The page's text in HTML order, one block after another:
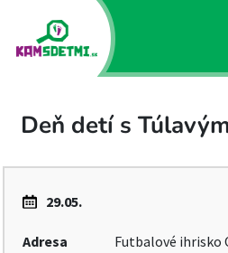
Deň detí s
29.05.
Adresa
Futbalové ihrisko